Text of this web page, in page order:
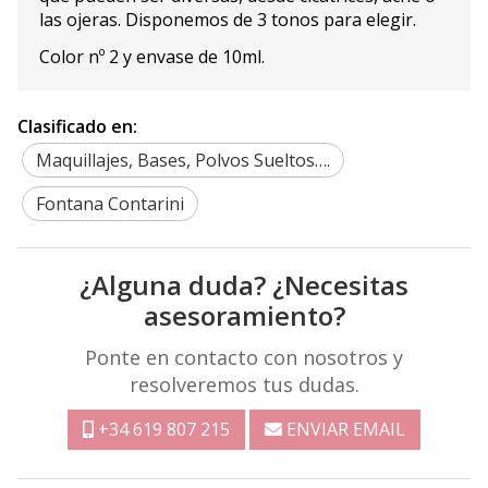
las ojeras. Disponemos de 3 tonos para elegir.
Color nº 2 y envase de 10ml.
Clasificado en:
Maquillajes, Bases, Polvos Sueltos….
Fontana Contarini
¿Alguna duda? ¿Necesitas
asesoramiento?
Ponte en contacto con nosotros y
resolveremos tus dudas.
+34 619 807 215 ENVIAR EMAIL